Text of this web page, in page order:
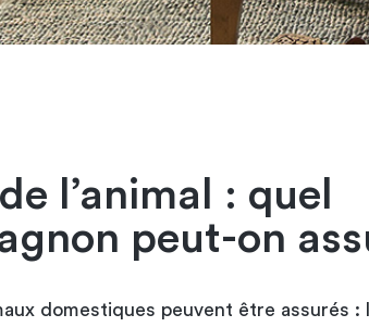
l’animal : quel
peut-on
domestiques peuvent être assurés